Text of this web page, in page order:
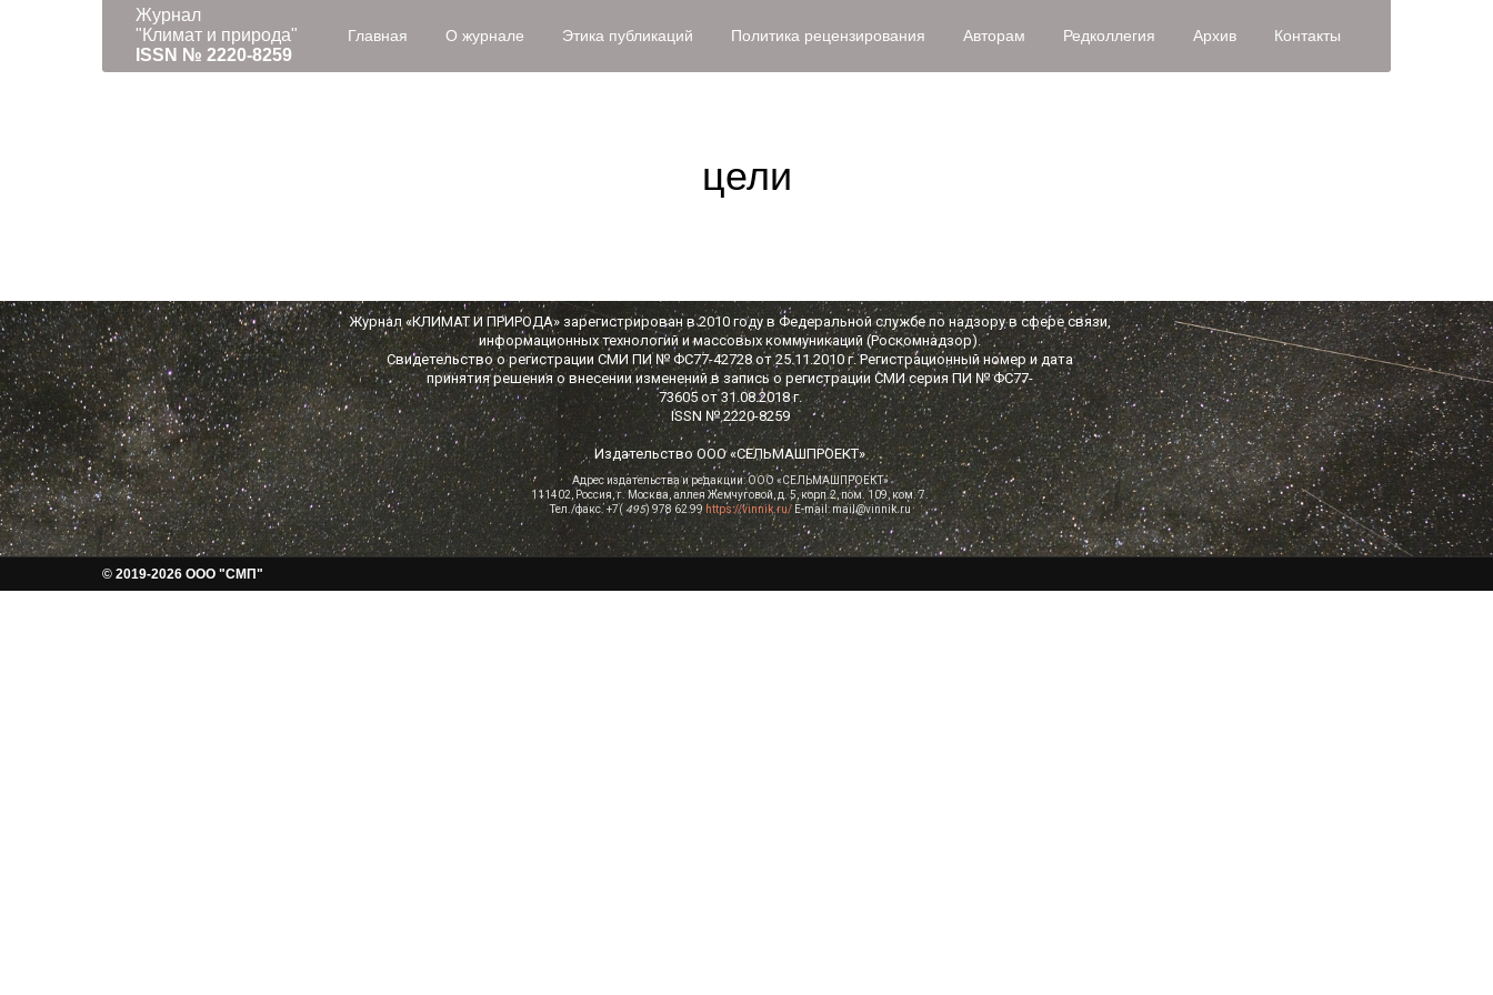
Журнал
"Климат и природа"
ISSN № 2220-8259
Главная О журнале Этика публикаций Политика рецензирования Авторам Редколлегия Архив Контакты
цели
Журнал «КЛИМАТ И ПРИРОДА» зарегистрирован в 2010 году в Федеральной службе по надзору в сфере связи,
информационных технологий и массовых коммуникаций (Роскомнадзор).
Свидетельство о регистрации СМИ ПИ № ФС77-42728 от 25.11.2010 г. Регистрационный номер и дата
принятия решения о внесении изменений в запись о регистрации СМИ серия ПИ № ФС77-
73605 от 31.08.2018 г.
ISSN № 2220-8259
Издательство ООО «СЕЛЬМАШПРОЕКТ»
Адрес издательства и редакции: ООО «СЕЛЬМАШПРОЕКТ»
111402, Россия, г. Москва, аллея Жемчуговой, д. 5, корп.2, пом. 109, ком. 7.
Тел./факс. +7( 495) 978 62 99 https://vinnik.ru/E-mail: mail@vinnik.ru
© 2019-2026 ООО "СМП"